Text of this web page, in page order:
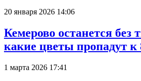
20 января 2026 14:06
Кемерово останется без
какие цветы пропадут к
1 марта 2026 17:41